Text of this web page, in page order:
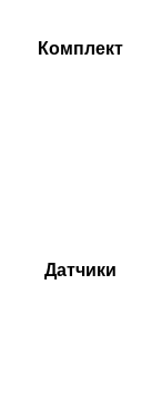
Комплект
Датчики